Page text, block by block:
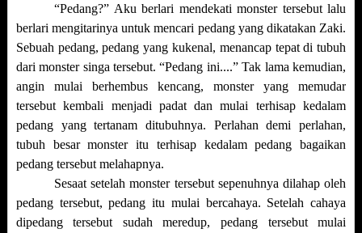
“Pedang?” Aku berlari mendekati monster tersebut lalu
berlari mengitarinya untuk mencari pedang yang dikatakan Zaki.
Sebuah pedang, pedang yang kukenal, menancap tepat di tubuh
dari monster singa tersebut. “Pedang ini....” Tak lama kemudian,
angin mulai berhembus kencang, monster yang memudar
tersebut kembali menjadi padat dan mulai terhisap kedalam
pedang yang tertanam ditubuhnya. Perlahan demi perlahan,
tubuh besar monster itu terhisap kedalam pedang bagaikan
pedang tersebut melahapnya.
Sesaat setelah monster tersebut sepenuhnya dilahap oleh
pedang tersebut, pedang itu mulai bercahaya. Setelah cahaya
dipedang tersebut sudah meredup, pedang tersebut mulai